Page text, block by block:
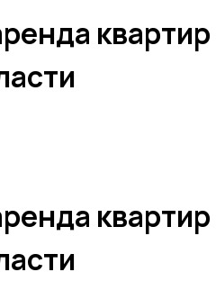
квартир
квартир